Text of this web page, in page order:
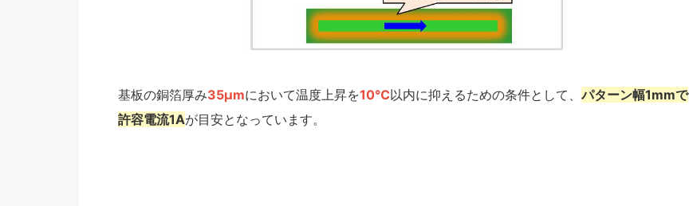
基板の銅箔厚み35μmにおいて温度上昇を10℃以内に抑えるための条件として、パターン幅1mmで
許容電流1Aが目安となっています。